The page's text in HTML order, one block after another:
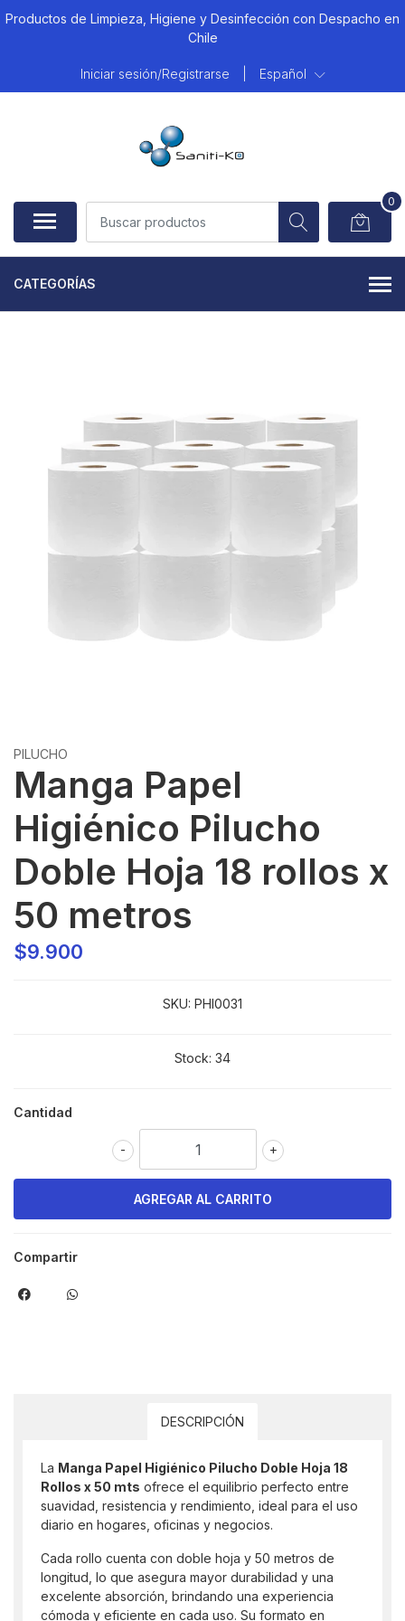
Productos de Limpieza, Higiene y Desinfección con Despacho en
Chile
Iniciar sesión/Registrarse Español
0
CATEGORÍAS
PILUCHO
Manga Papel
Higiénico Pilucho
Doble Hoja 18 rollos x
50 metros
$9.900
SKU: PHI0031
Stock: 34
Cantidad
+
-
Compartir
DESCRIPCIÓN
La Manga Papel Higiénico Pilucho Doble Hoja 18
Rollos x 50 mts ofrece el equilibrio perfecto entre
suavidad, resistencia y rendimiento, ideal para el uso
diario en hogares, oficinas y negocios.
Cada rollo cuenta con doble hoja y 50 metros de
longitud, lo que asegura mayor durabilidad y una
excelente absorción, brindando una experiencia
cómoda y eficiente en cada uso. Su formato en